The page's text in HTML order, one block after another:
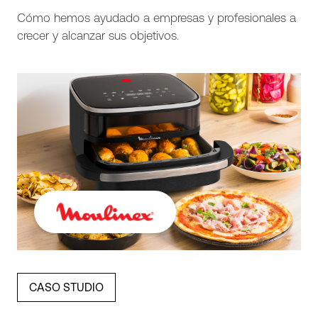
Cómo hemos ayudado a empresas y profesionales a
crecer y alcanzar sus objetivos.
CASO STUDIO